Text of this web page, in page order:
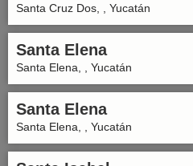
Santa Cruz Dos, , Yucatán
Santa Elena
Santa Elena, , Yucatán
Santa Elena
Santa Elena, , Yucatán